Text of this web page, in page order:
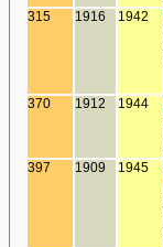
315 1916 1942
370 1912 1944
397
1909 1945